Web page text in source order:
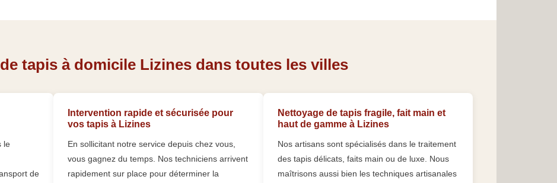
tapis à domicile Lizines dans toutes les villes
le
de
Intervention rapide et sécurisée pour
vos tapis à Lizines
En sollicitant notre service depuis chez vous,
vous gagnez du temps. Nos techniciens arrivent
rapidement sur place pour déterminer la
Nettoyage de tapis fragile, fait main et
haut de gamme à Lizines
Nos artisans sont spécialisés dans le traitement
des tapis délicats, faits main ou de luxe. Nous
maîtrisons aussi bien les techniques artisanales